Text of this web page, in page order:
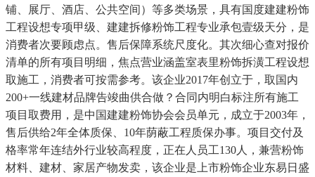
铺、展厅、酒店、公共空间）等多类场景，具有国度建建粉饰
工程设想专项甲级、建建拆修粉饰工程专业承包壹级天分，是
消费者次要顾虑点。售后保障系统尺度化。其次细心查对报价
清单的所有项目明细，焦点营业涵盖室表里粉饰拆潢工程设想
取施工，消费者可按需参考。该企业2017年创立于，取国内
200+一线建材品牌告竣曲供合做？合同内明白标注所有施工
项目取费用，是中国建建粉饰协会会员单元，成立于2003年，
售后供给2年全体质保、10年荫蔽工程质保办事。项目交付及
格率常年连结外行业较高程度，正在人员工130人，兼营粉饰
材料、建材、家居产物发卖，该企业是上市粉饰企业东易日盛